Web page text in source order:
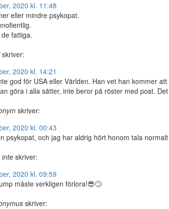
2020 kl. 11:48
eller mindre psykopat.
fattiga.
skriver:
2020 kl. 14:21
god för USA eller Världen. Han vet han kommer
göra i alla sätter, inte beror på röster med post.
skriver:
2020 kl. 00:43
psykopat, och jag har aldrig hört honom tala normalt
inte skriver:
2020 kl. 09:59
måste verkligen förlora!😎🙄
skriver: